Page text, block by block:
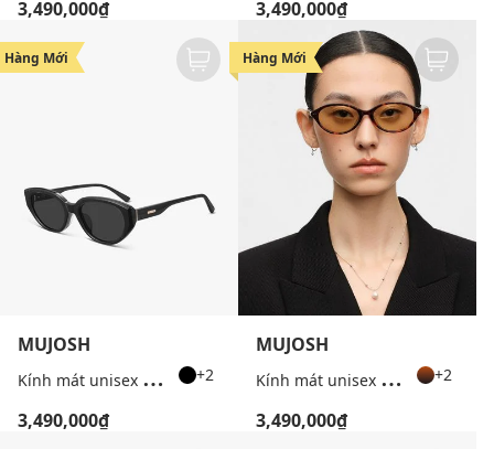
3,490,000₫ 3,490,000₫
Hàng Mới
MUJOSH
K
ính mát unisex gọng mắt mèo hiện đại +2
3,490,000₫
Hàng Mới
MUJOSH
K
ính mát unisex gọng oval cao cấp +2
3,490,000₫